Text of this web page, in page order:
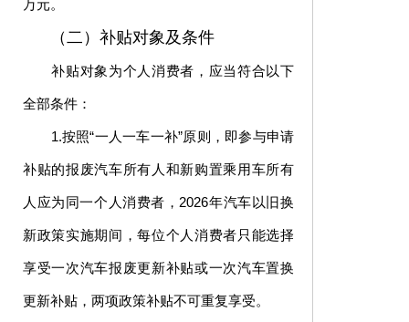
万元。
（二）补贴对象及条件
补贴对象为个人消费者，应当符合以下
全部条件：
1.按照“一人一车一补”原则，即参与申请
补贴的报废汽车所有人和新购置乘用车所有
人应为同一个人消费者，2026年汽车以旧换
新政策实施期间，每位个人消费者只能选择
享受一次汽车报废更新补贴或一次汽车置换
更新补贴，两项政策补贴不可重复享受。